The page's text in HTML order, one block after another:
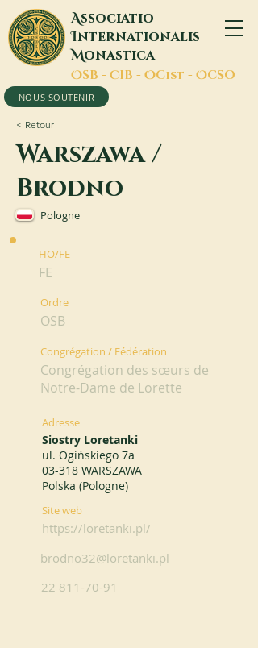
Associatio
Internationalis
Monastica
OSB - CIB - OCist - OCSO
NOUS SOUTENIR
< Retour
Warszawa /
Brodno
Pologne
HO/FE
FE
Ordre
OSB
Congrégation / Fédération
Congrégation des sœurs de
Notre-Dame de Lorette
Adresse
Siostry Loretanki
ul. Ogińskiego 7a
03-318 WARSZAWA
Polska (Pologne)
Site web
https://loretanki.pl/
brodno32@loretanki.pl
22 811-70-91